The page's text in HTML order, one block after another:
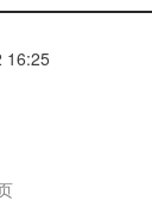
16:25